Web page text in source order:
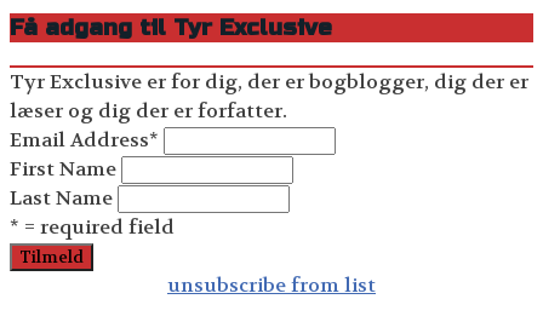
Få adgang til Tyr Exclusive
Tyr Exclusive er for dig, der er bogblogger, dig der er
læser og dig der er forfatter.
Email Address*
First Name
Last Name
* = required field
unsubscribe from list